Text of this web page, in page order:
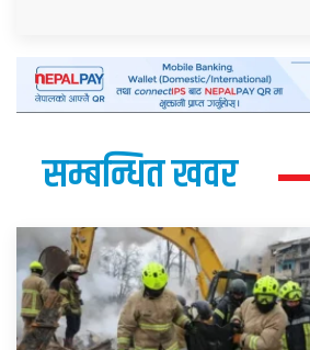
सम्बन्धित खवर